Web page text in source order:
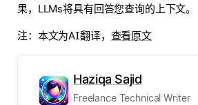
果，LLMs将具有回答您查询的上下文。
注：本文为AI翻译， 查看原文
Haziqa Sajid
Freelance Technical Writer